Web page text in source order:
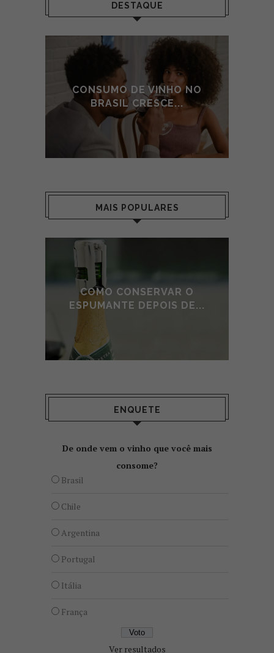
DESTAQUE
CONSUMO DE VINHO NO
BRASIL CRESCE...
MAIS POPULARES
COMO CONSERVAR O
ESPUMANTE DEPOIS DE...
ENQUETE
De onde vem o vinho que você mais
consome?
Brasil
Chile
Argentina
Portugal
Itália
França
Ver resultados